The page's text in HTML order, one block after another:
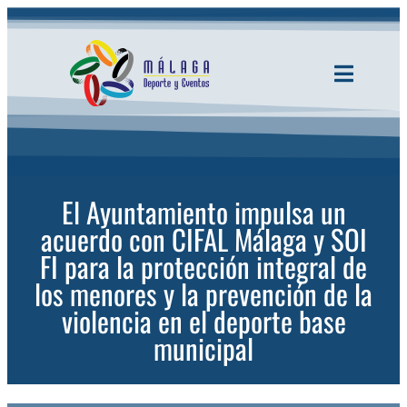
Saltar
Toggle
INICIO
SERVICIOS
EVENTOS
El Ayuntamiento impulsa un
acuerdo con CIFAL Málaga y SOI
FI para la protección integral de
los menores y la prevención de la
violencia en el deporte base
municipal